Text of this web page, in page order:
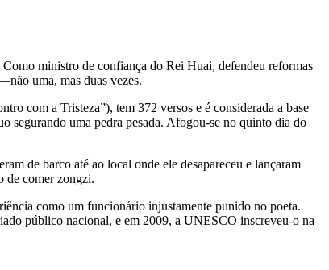
ministro de confiança do Rei Huai, defendeu reformas
uma, mas duas vezes.
com a Tristeza”), tem 372 versos e é considerada a base
uma pedra pesada. Afogou-se no quinto dia do
de barco até ao local onde ele desapareceu e lançaram
de comer zongzi.
como um funcionário injustamente punido no poeta.
público nacional, e em 2009, a UNESCO inscreveu-o na